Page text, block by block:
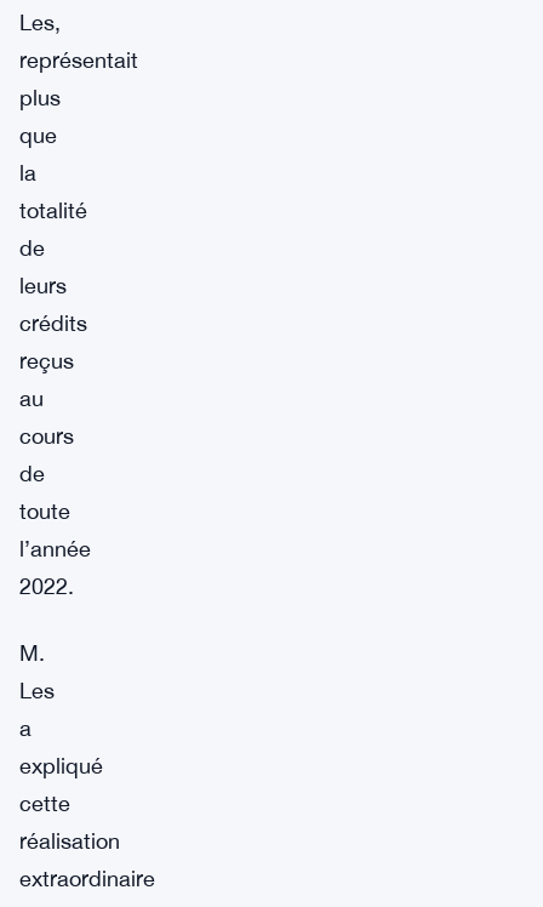
Les,
représentait
plus
que
la
totalité
de
leurs
crédits
reçus
au
cours
de
toute
l’année
2022.
M.
Les
a
expliqué
cette
réalisation
extraordinaire